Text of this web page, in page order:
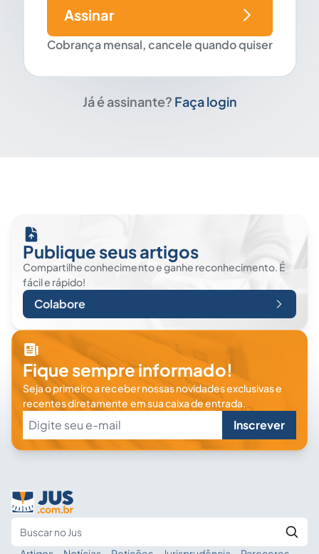
Cobrança mensal, cancele quando quiser
Assinar
Já é assinante? Faça login
Publique seus artigos
Compartilhe conhecimento e ganhe reconhecimento. É
fácil e rápido!
Colabore
Fique sempre informado!
Seja o primeiro a receber nossas novidades exclusivas e
recentes diretamente em sua caixa de entrada.
Inscrever